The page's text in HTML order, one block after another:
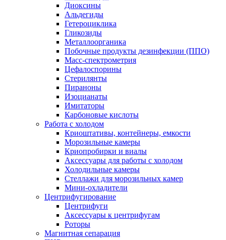
Диоксины
Альдегиды
Гетероциклика
Гликозиды
Металлоорганика
Побочные продукты дезинфекции (ППО)
Масс-спектрометрия
Цефалоспорины
Стерилянты
Пираноны
Изоцианаты
Имитаторы
Карбоновые кислоты
Работа с холодом
Криоштативы, контейнеры, емкости
Морозильные камеры
Криопробирки и виалы
Аксессуары для работы с холодом
Холодильные камеры
Стеллажи для морозильных камер
Мини-охладители
Центрифугирование
Центрифуги
Аксессуары к центрифугам
Роторы
Магнитная сепарация